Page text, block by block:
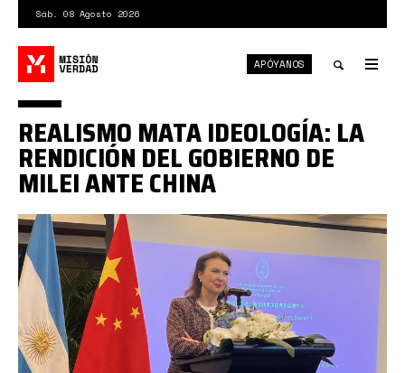
contenido
principal
Sáb. 08 Agosto 2026
search
APÓYANOS
662ebc2fe9ff717e0c398de2.jpeg
REALISMO MATA IDEOLOGÍA: LA
RENDICIÓN DEL GOBIERNO DE
MILEI ANTE CHINA